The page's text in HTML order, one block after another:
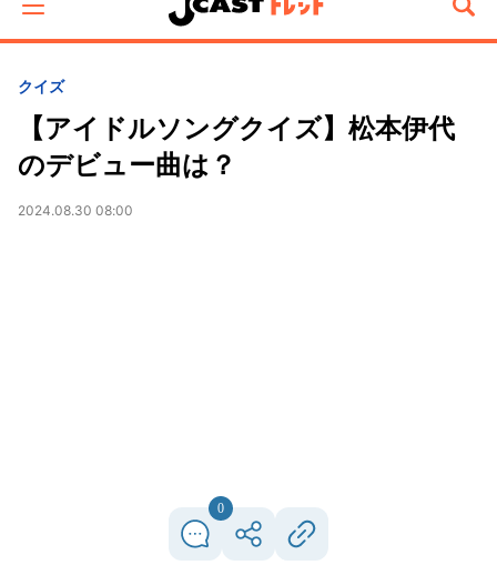
クイズ
【アイドルソングクイズ】松本伊代
のデビュー曲は？
2024.08.30 08:00
0